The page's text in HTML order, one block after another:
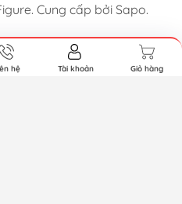
Cung cấp bởi Sapo.
hệ Tài khoản Giỏ hàng